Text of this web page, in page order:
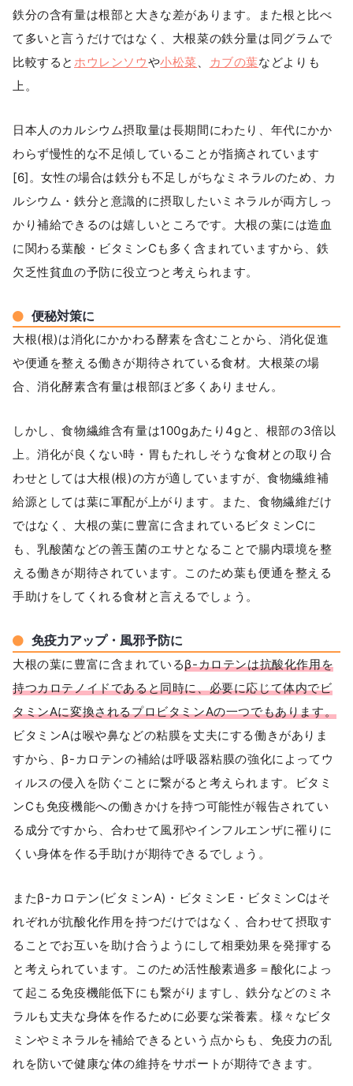
鉄分の含有量は根部と大きな差があります。また根と比べ
て多いと言うだけではなく、大根菜の鉄分量は同グラムで
比較するとホウレンソウや小松菜 、 カブの葉などよりも
上。
日本人のカルシウム摂取量は長期間にわたり、年代にかか
わらず慢性的な不足傾していることが指摘されています
[6]。女性の場合は鉄分も不足しがちなミネラルのため、カ
ルシウム・鉄分と意識的に摂取したいミネラルが両方しっ
かり補給できるのは嬉しいところです。大根の葉には造血
に関わる葉酸・ビタミンCも多く含まれていますから、鉄
欠乏性貧血の予防に役立つと考えられます。
便秘対策に
大根(根)は消化にかかわる酵素を含むことから、消化促進
や便通を整える働きが期待されている食材。大根菜の場
合、消化酵素含有量は根部ほど多くありません。
しかし、食物繊維含有量は100gあたり4gと、根部の3倍以
上。消化が良くない時・胃もたれしそうな食材との取り合
わせとしては大根(根)の方が適していますが、食物繊維補
給源としては葉に軍配が上がります。また、食物繊維だけ
ではなく、大根の葉に豊富に含まれているビタミンCに
も、乳酸菌などの善玉菌のエサとなることで腸内環境を整
える働きが期待されています。このため葉も便通を整える
手助けをしてくれる食材と言えるでしょう。
免疫力アップ・風邪予防に
大根の葉に豊富に含まれているβ-カロテンは抗酸化作用を
持つカロテノイドであると同時に、必要に応じて体内でビ
タミンAに変換されるプロビタミンAの一つでもあります。
ビタミンAは喉や鼻などの粘膜を丈夫にする働きがありま
すから、β-カロテンの補給は呼吸器粘膜の強化によってウ
ィルスの侵入を防ぐことに繋がると考えられます。ビタミ
ンCも免疫機能への働きかけを持つ可能性が報告されてい
る成分ですから、合わせて風邪やインフルエンザに罹りに
くい身体を作る手助けが期待できるでしょう。
またβ-カロテン(ビタミンA)・ビタミンE・ビタミンCはそ
れぞれが抗酸化作用を持つだけではなく、合わせて摂取す
ることでお互いを助け合うようにして相乗効果を発揮する
と考えられています。このため活性酸素過多＝酸化によっ
て起こる免疫機能低下にも繋がりますし、鉄分などのミネ
ラルも丈夫な身体を作るために必要な栄養素。様々なビタ
ミンやミネラルを補給できるという点からも、免疫力の乱
れを防いで健康な体の維持をサポートが期待できます。